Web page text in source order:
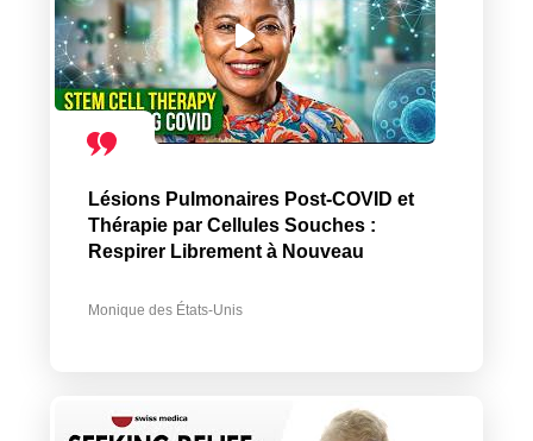
Lésions Pulmonaires Post-COVID et
Thérapie par Cellules Souches :
Respirer Librement à Nouveau
Monique des États-Unis